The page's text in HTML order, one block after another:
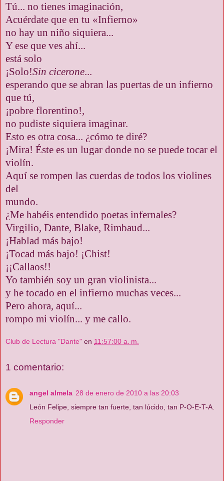
Tú... no tienes imaginación,
Acuérdate que en tu «Infierno»
no hay un niño siquiera...
Y ese que ves ahí...
está solo
¡Solo!Sin cicerone...
esperando que se abran las puertas de un infierno
que tú,
¡pobre florentino!,
no pudiste siquiera imaginar.
Esto es otra cosa... ¿cómo te diré?
¡Mira! Éste es un lugar donde no se puede tocar el
violín.
Aquí se rompen las cuerdas de todos los violines
del
mundo.
¿Me habéis entendido poetas infernales?
Virgilio, Dante, Blake, Rimbaud...
¡Hablad más bajo!
¡Tocad más bajo! ¡Chist!
¡¡Callaos!!
Yo también soy un gran violinista...
y he tocado en el infierno muchas veces...
Pero ahora, aquí...
rompo mi violín... y me callo.
Club de Lectura "Dante" en 11:57:00 a. m.
1 comentario:
angel almela 28 de enero de 2010 a las 20:03
León Felipe, siempre tan fuerte, tan lúcido, tan P-O-E-T-A.
Responder